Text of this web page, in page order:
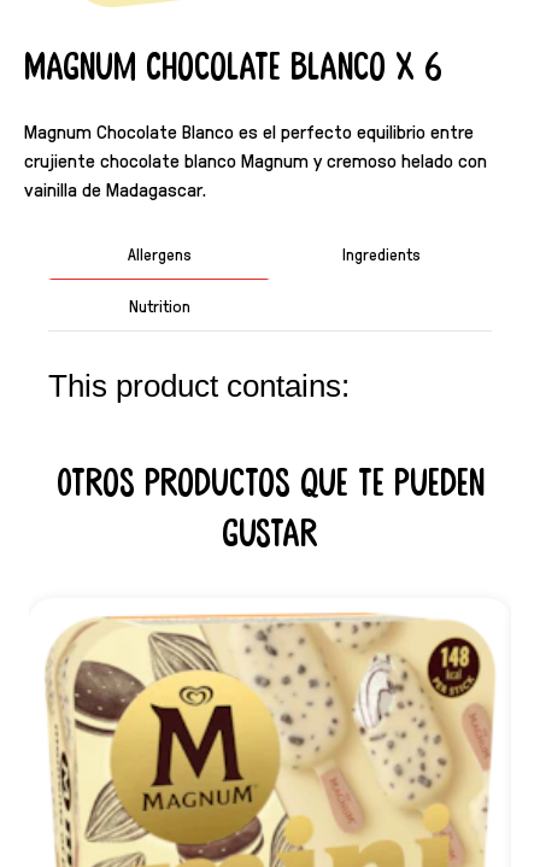
Magnum Chocolate Blanco X 6
Magnum Chocolate Blanco es el perfecto equilibrio entre
crujiente chocolate blanco Magnum y cremoso helado con
vainilla de Madagascar.
Allergens Ingredients
Nutrition
This product contains:
Otros productos que te pueden
gustar